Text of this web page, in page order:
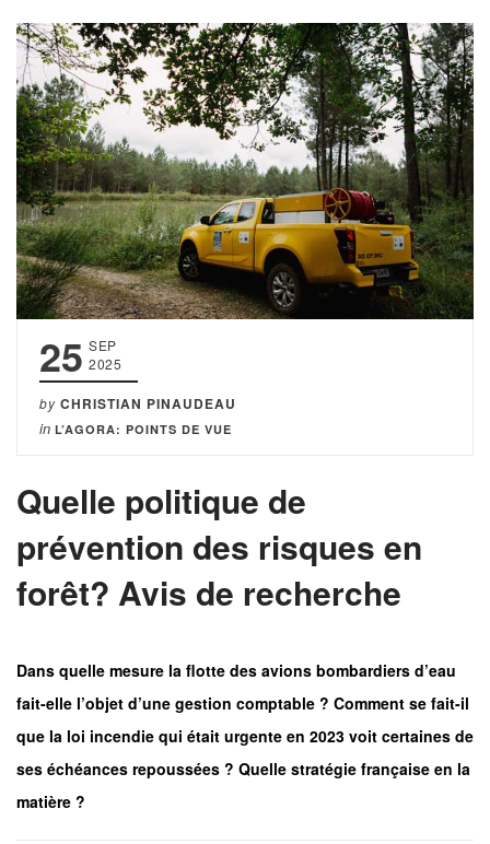
25 SEP
2025
by CHRISTIAN PINAUDEAU
in L’AGORA: POINTS DE VUE
Quelle politique de
prévention des risques en
forêt? Avis de recherche
Dans quelle mesure la flotte des avions bombardiers d’eau
fait-elle l’objet d’une gestion comptable ? Comment se fait-il
que la loi incendie qui était urgente en 2023 voit certaines de
ses échéances repoussées ? Quelle stratégie française en la
matière ?